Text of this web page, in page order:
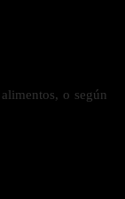
o según